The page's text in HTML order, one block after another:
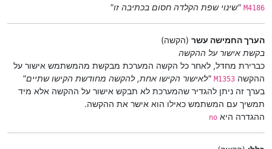
M4186 "שינוי שפת הקלדה חסום בכתיבה זו"
הערך החמישה עשר (הקשה)
בקשת אישור על ההקשה
כברירת מחדל, לאחר כל הקשה המערכת מבקשת מהמשתמש אישור על
ההקשה M1353 "לאישור הקישו אחת, להקשה מחודשת הקישו שתיים"
בערך זה ניתן להגדיר שהמערכת לא תבקש אישור על ההקשה אלא מיד
תמשיך עם המשתמש כאילו הוא אישר את ההקשה.
ההגדרה היא no